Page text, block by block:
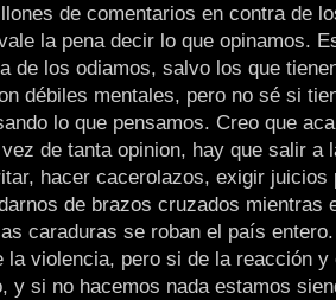
de comentarios en contra de
la pena decir lo que opinamos.
de los odiamos, salvo los que
débiles mentales, pero no sé si
lo que pensamos. Creo que
de tanta opinion, hay que salir a
hacer cacerolazos, exigir
de brazos cruzados mientras
caraduras se roban el país
la violencia, pero si de la reacción y
y si no hacemos nada estamos